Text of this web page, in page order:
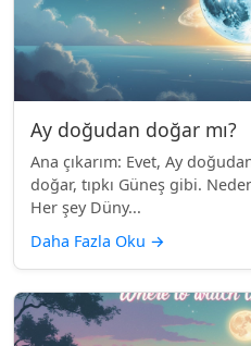
Ay doğudan doğar mı?
Ana çıkarım: Evet, Ay
doğar, tıpkı Güneş gibi.
Her şey Düny...
Daha Fazla Oku →